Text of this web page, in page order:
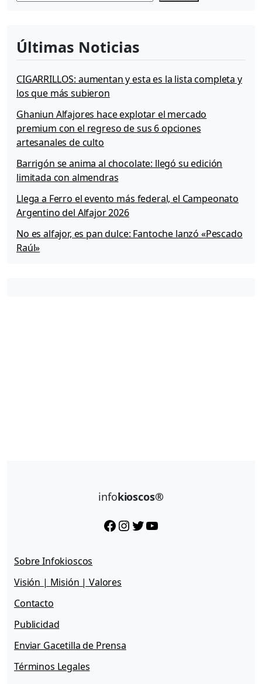
Últimas Noticias
CIGARRILLOS: aumentan y esta es la lista completa y
los que más subieron
Ghaniun Alfajores hace explotar el mercado
premium con el regreso de sus 6 opciones
artesanales de culto
Barrigón se anima al chocolate: llegó su edición
limitada con almendras
Llega a Ferro el evento más federal, el Campeonato
Argentino del Alfajor 2026
No es alfajor, es pan dulce: Fantoche lanzó «Pescado
Raúl»
infokioscos®
Facebook InstagramTwitter YouTube
Sobre Infokioscos
Visión | Misión | Valores
Contacto
Publicidad
Enviar Gacetilla de Prensa
Términos Legales